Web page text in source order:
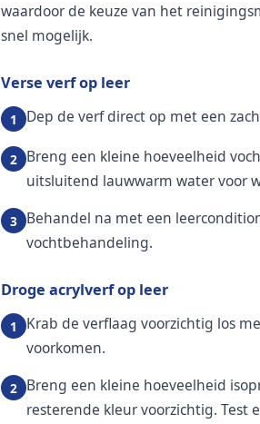
waardoor de keuze van het
snel mogelijk.
Verse verf op leer
Dep de verf direct op met een
Breng een kleine hoeveelheid
uitsluitend lauwwarm water voor
Behandel na met een
vochtbehandeling.
Droge acrylverf op leer
Krab de verflaag voorzichtig los
voorkomen.
Breng een kleine hoeveelheid
resterende kleur voorzichtig. Test